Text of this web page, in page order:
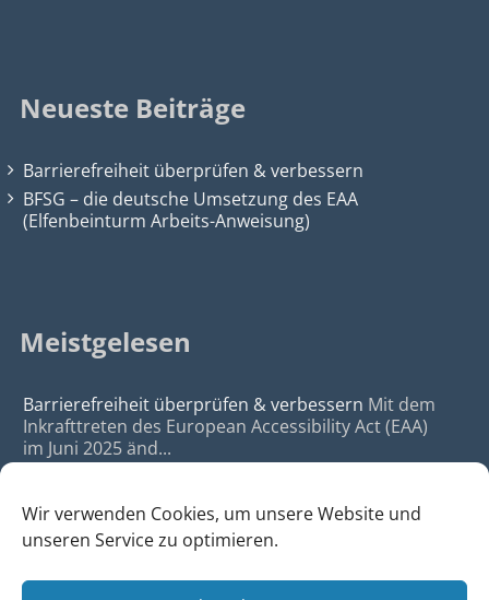
Wir verwenden Cookies, um unsere Website und
unseren Service zu optimieren.
Neueste Beiträge
Barrierefreiheit überprüfen & verbessern
BFSG – die deutsche Umsetzung des EAA
(Elfenbeinturm Arbeits-Anweisung)
Meistgelesen
Barrierefreiheit überprüfen & verbessern Mit dem
Inkrafttreten des European Accessibility Act (EAA)
im Juni 2025 änd...